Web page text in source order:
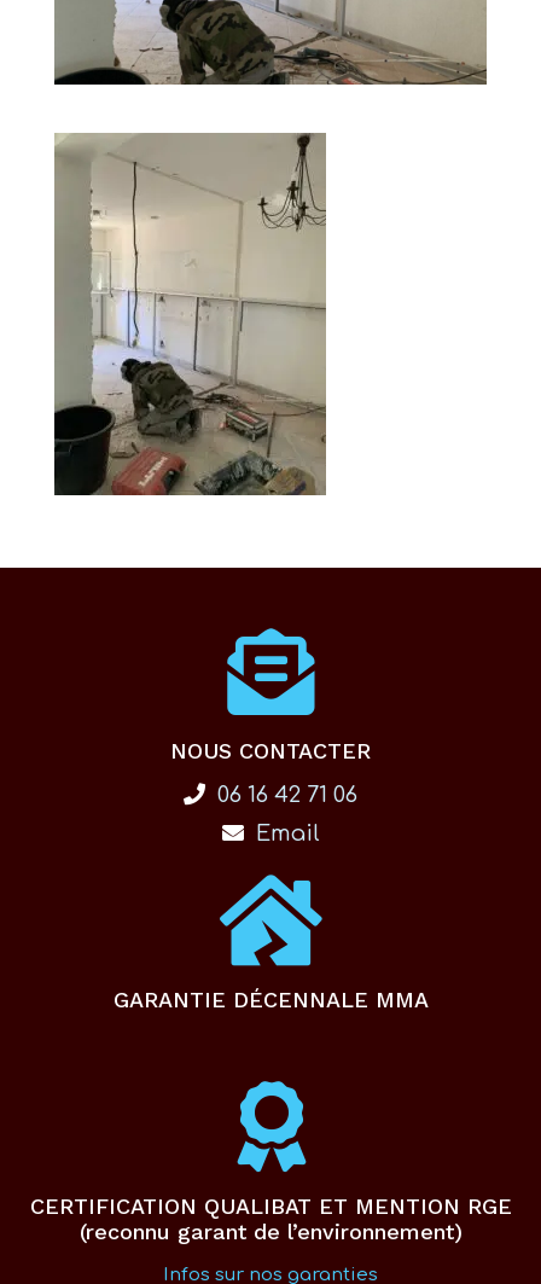
NOUS CONTACTER
06 16 42 71 06
Email
GARANTIE DÉCENNALE MMA
CERTIFICATION QUALIBAT ET MENTION RGE
(reconnu garant de l’environnement)
Infos sur nos garanties